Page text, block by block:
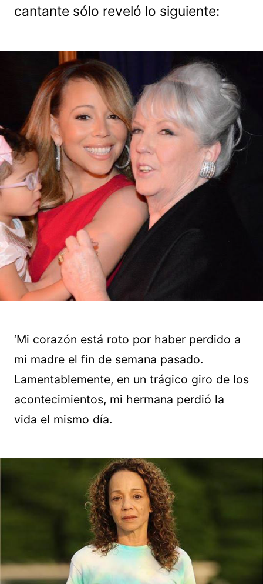
cantante sólo reveló lo siguiente:
‘Mi corazón está roto por haber perdido a
mi madre el fin de semana pasado.
Lamentablemente, en un trágico giro de los
acontecimientos, mi hermana perdió la
vida el mismo día.